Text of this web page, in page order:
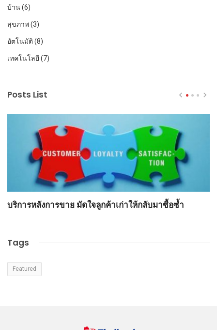
บ้าน(6)
สุขภาพ(3)
อัตโนมัติ (8)
เทคโนโลยี (7)
Posts List
บริการหลังการขาย มัดใจลูกค้าเก่าให้กลับมาซื้อซ้ำ
Tags
Featured